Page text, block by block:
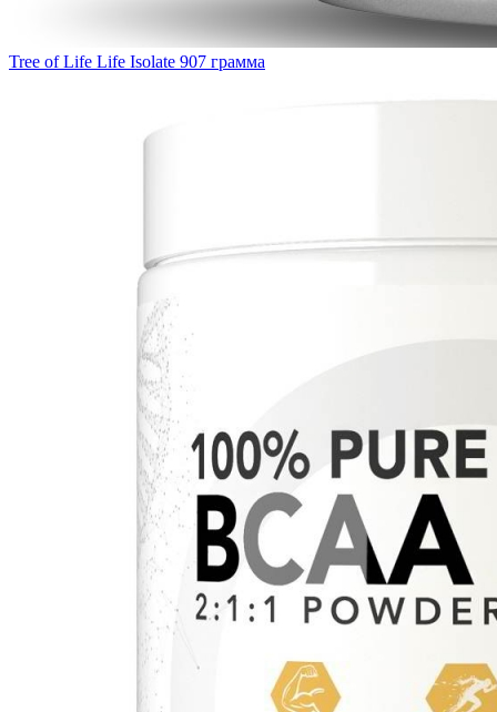
Tree of Life Life Isolate 907 грамма